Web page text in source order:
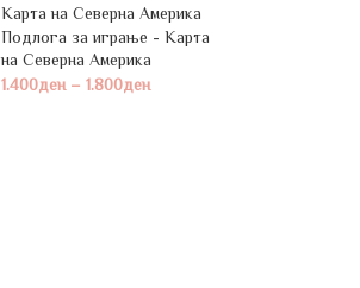
Подлога за играње - Карта
на Северна Америка
1.400ден –1.800ден